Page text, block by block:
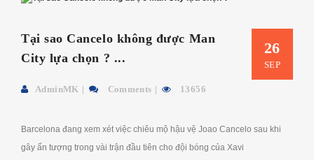
26
SEP
Tại sao Cancelo không được Man
City lựa chọn ? ...
AdminMK Comments 13656
Barcelona đang xem xét việc chiêu mộ hậu vệ Joao Cancelo sau khi
gây ấn tượng trong vài trận đầu tiên cho đội bóng của Xavi